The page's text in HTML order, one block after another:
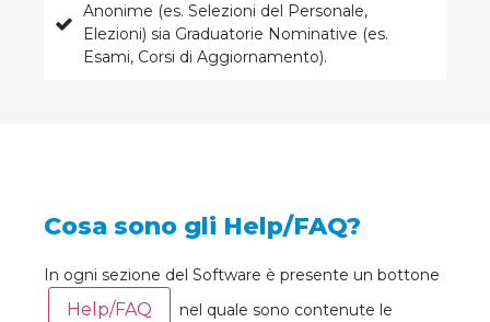
Anonime (es. Selezioni del Personale,
Elezioni) sia Graduatorie Nominative (es.
Esami, Corsi di Aggiornamento).
Cosa sono gli Help/FAQ?
In ogni sezione del Software è presente un bottone
Help/FAQ
nel quale sono contenute le